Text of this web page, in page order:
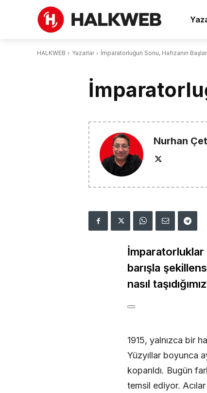
HALKWEB Yazarlar İmparatorluğun Sonu, Hafızanın
Nurhan
İmparatorluklar
barışla
nasıl
1915, yalnızca bir
Yüzyıllar boyunca
koparıldı. Bugün
temsil ediyor.